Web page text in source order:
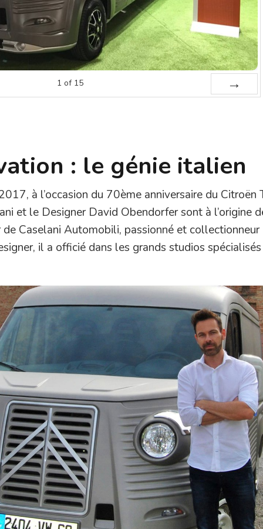
1 of 15
: le génie italien
à l’occasion du 70ème anniversaire du Citroën
et le Designer David Obendorfer sont à l’origine
Caselani Automobili, passionné et collectionneur
il a officié dans les grands studios